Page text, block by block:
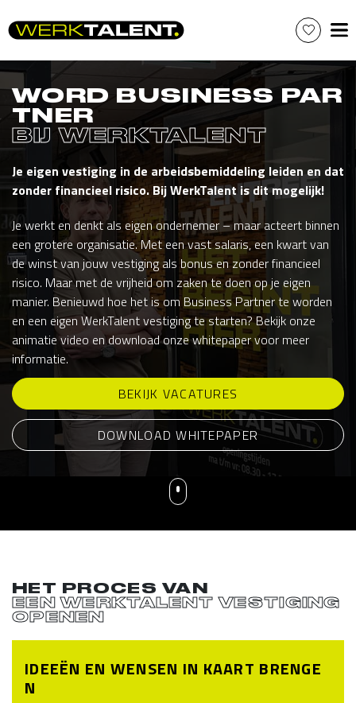
to
WORD BUSINESS PAR
TNER
BIJ WERKTALENT
Je eigen vestiging in de arbeidsbemiddeling leiden en dat
zonder financieel risico. Bij WerkTalent is dit mogelijk!
Je werkt en denkt als eigen ondernemer – maar acteert binnen
een grotere organisatie. Met een vast salaris, een kwart van
de winst van jouw vestiging als bonus en zonder financieel
risico. Maar met de vrijheid om zaken te doen op je eigen
manier. Benieuwd hoe het is om Business Partner te worden
en een eigen WerkTalent vestiging te starten? Bekijk onze
animatie video en download onze whitepaper voor meer
informatie.
BEKIJK VACATURES
DOWNLOAD WHITEPAPER
HET PROCES VAN
EEN WERKTALENT VESTIGING
OPENEN
IDEEËN EN WENSEN IN KAART BRENGE
N